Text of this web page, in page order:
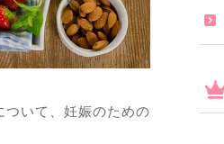
いて、妊娠のための